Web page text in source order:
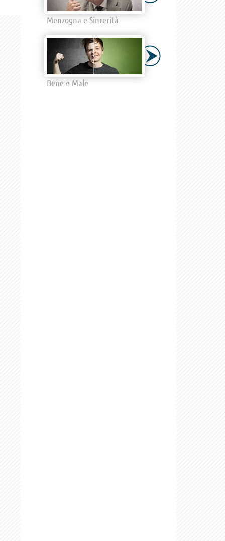
Menzogna e Sincerità
Bene e Male